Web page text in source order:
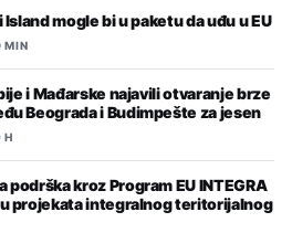
Island mogle bi u paketu da uđu u EU
MIN
i Mađarske najavili otvaranje brze
Beograda i Budimpešte za jesen
H
podrška kroz Program EU INTEGRA
projekata integralnog teritorijalnog